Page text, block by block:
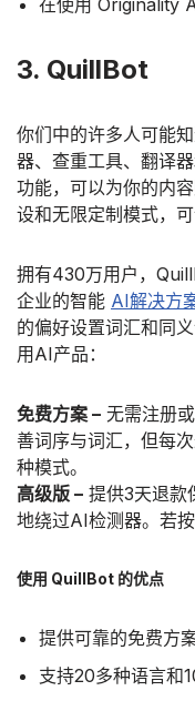
在使用 Originality
3. QuillBot
你们中的许多人可能
器、查重工具、翻译
功能，可以为你的内
设和无限定制模式，
拥有430万用户，
企业的智能 AI解决方
的偏好设置词汇和同
用AI产品：
免费方案 – 无需注册
善词序与词汇，但每
种模式。
高级版 – 提供3天退款
地绕过AI检测器。若
使用 QuillBot 的优点
提供可靠的免费方
支持20多种语言和